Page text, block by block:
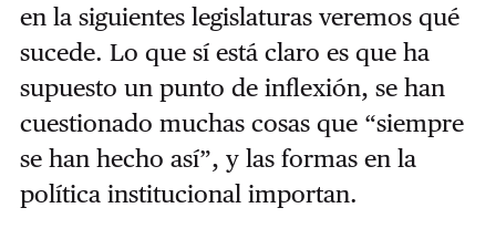
en la siguientes legislaturas veremos qué
sucede. Lo que sí está claro es que ha
supuesto un punto de inflexión, se han
cuestionado muchas cosas que “siempre
se han hecho así”, y las formas en la
política institucional importan.